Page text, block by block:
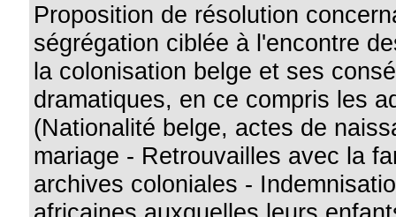
Proposition de résolution
ségrégation ciblée à l'encontre
la colonisation belge et ses
dramatiques, en ce compris les
(Nationalité belge, actes de
mariage - Retrouvailles avec la
archives coloniales -